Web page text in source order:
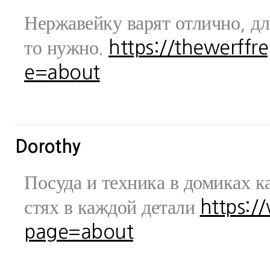
Нержавейку варят отлично,
то нужно.
https://
e=about
Dorothy
Посуда и техника в домиках
стях в каждой детали https://
page=about